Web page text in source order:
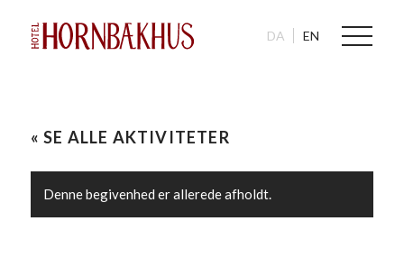
DA EN
« SE ALLE AKTIVITETER
Denne begivenhed er allerede afholdt.